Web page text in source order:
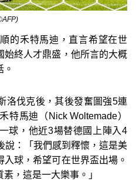
的禾特馬迪，直言希望在世
始終人才鼎盛，他所言的大概
洛伐克後，其後發奮圖強5連
特馬迪（Nick Woltemade）
球，他近3場替德國上陣入4
說：「我們感到釋懷，這是美
球，希望可在世界盃出場。
，這是一大樂事。」